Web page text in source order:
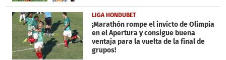
LIGA HONDUBET
¡Marathón rompe el invicto de Olimpia
en el Apertura y consigue buena
ventaja para la vuelta de la final de
grupos!